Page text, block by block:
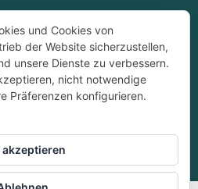
und Cookies von
der Website sicherzustellen,
unsere Dienste zu verbessern.
nicht notwendige
Präferenzen konfigurieren.
akzeptieren